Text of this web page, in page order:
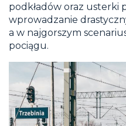
podkładów oraz usterki
wprowadzanie
a w najgorszym
pociągu.